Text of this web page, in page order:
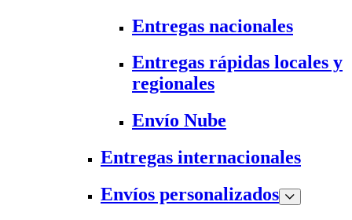
Entregas nacionales
Entregas rápidas locales y
regionales
Envío Nube
Entregas internacionales
Envíos personalizados